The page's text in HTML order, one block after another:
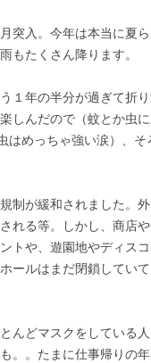
突入。今年は本当に夏
もたくさん降ります。
１年の半分が過ぎて折
しんだので（蚊とか虫
はめっちゃ強い涙）、
制が緩和されました。
れる等。しかし、商店
トや、遊園地やディス
ールはまだ閉鎖してい
んどマスクをしている
。。たまに仕事帰りの